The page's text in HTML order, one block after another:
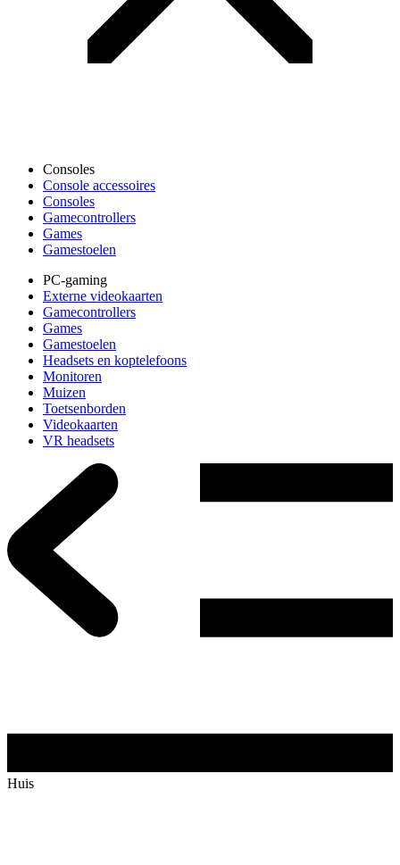
Consoles
Console accessoires
Consoles
Gamecontrollers
Games
Gamestoelen
PC-gaming
Externe videokaarten
Gamecontrollers
Games
Gamestoelen
Headsets en koptelefoons
Monitoren
Muizen
Toetsenborden
Videokaarten
VR headsets
Huis